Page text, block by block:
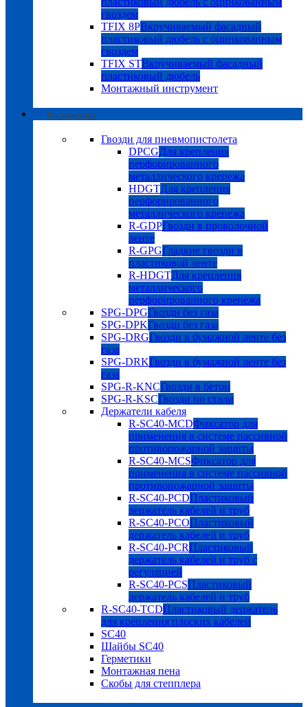
гвоздем
TFIX 8PВкручиваемый фасадный
пластиковый дюбель с оцинкованным
гвоздем
TFIX STВкручиваемый фасадный
пластиковый дюбель
Монтажный инструмент
Расходники
Гвозди для пневмопистолета
DPCGДля крепления
перфорированного
металлического крепежа
HDGTДля крепления
перфорированного
металлического крепежа
R-GDPГвозди в проволочной
ленте
R-GPGГладкие гвозди в
пластиковой ленте
R-HDGTДля крепления
металлического
перфорированного крепежа
SPG-DPGГвозди без газа
SPG-DPKГвозди без газа
SPG-DRGГвозди в бумажной ленте без
газа
SPG-DRKГвозди в бумажной ленте без
газа
SPG-R-KNCГвозди в бетон
SPG-R-KSCГвозди по стали
Держатели кабеля
R-SC40-MCDФиксатор для
применения в системе пассивной
противопожарной защиты
R-SC40-MCSФиксатор для
применения в системе пассивной
противопожарной защиты
R-SC40-PCDПластиковый
держатель кабелей и труб
R-SC40-PCOПластиковый
держатель кабелей и труб
R-SC40-PCRПластиковый
держатель кабелей и труб с
регуляцией
R-SC40-PCSПластиковый
держатель кабелей и труб
R-SC40-TCDПластиковый держатель
для крепления плоских кабелей
SC40
Шайбы SC40
Герметики
Монтажная пена
Скобы для степплера